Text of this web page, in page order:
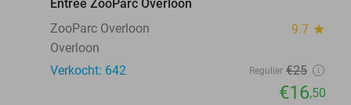
Entree ZooParc Overloon
ZooParc Overloon
9.7 star
Overloon
Verkocht: 642
Regulier €25
€16,50